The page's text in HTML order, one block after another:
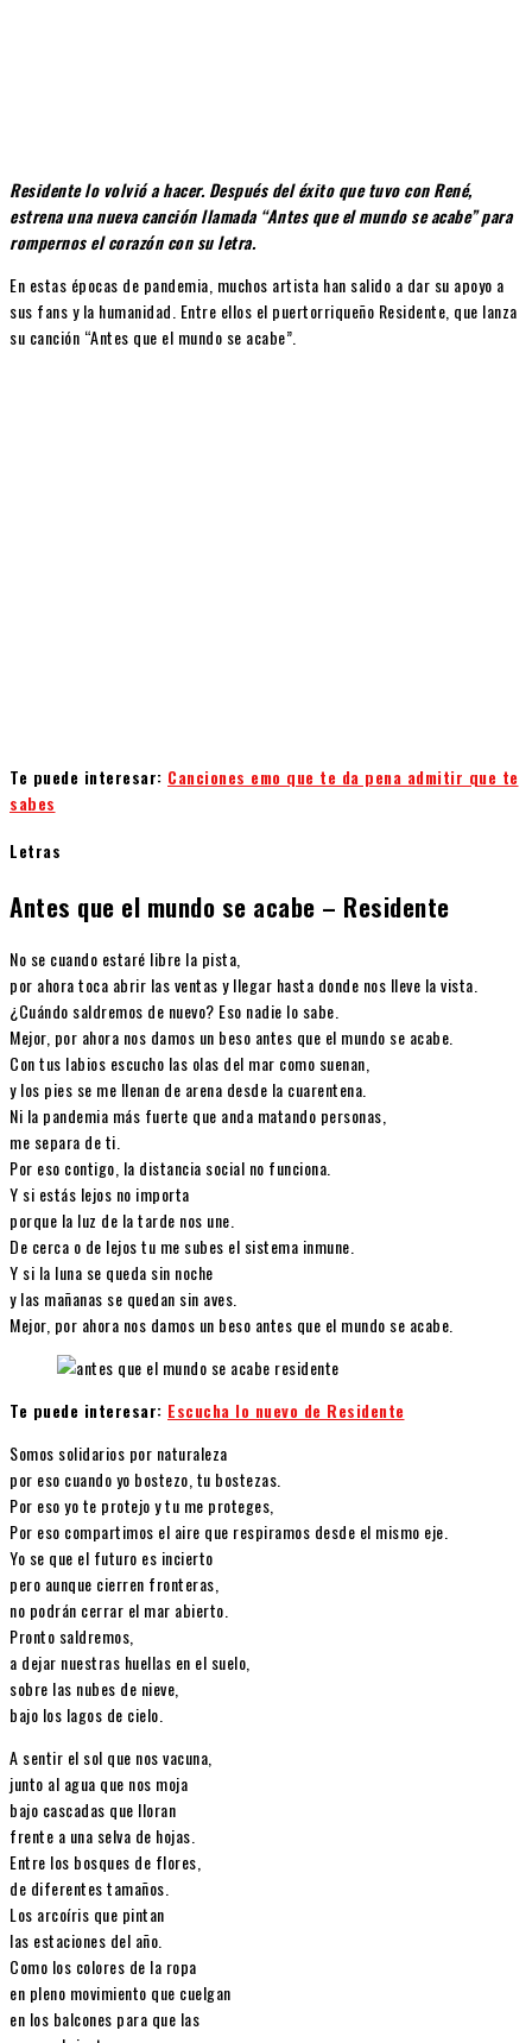
Residente lo volvió a hacer. Después del éxito que tuvo con René,
estrena una nueva canción llamada “Antes que el mundo se acabe” para
rompernos el corazón con su letra.
En estas épocas de pandemia, muchos artista han salido a dar su apoyo a
sus fans y la humanidad. Entre ellos el puertorriqueño Residente, que lanza
su canción “Antes que el mundo se acabe”.
Te puede interesar: Canciones emo que te da pena admitir que te
sabes
Letras
Antes que el mundo se acabe – Residente
No se cuando estaré libre la pista,
por ahora toca abrir las ventas y llegar hasta donde nos lleve la vista.
¿Cuándo saldremos de nuevo? Eso nadie lo sabe.
Mejor, por ahora nos damos un beso antes que el mundo se acabe.
Con tus labios escucho las olas del mar como suenan,
y los pies se me llenan de arena desde la cuarentena.
Ni la pandemia más fuerte que anda matando personas,
me separa de ti.
Por eso contigo, la distancia social no funciona.
Y si estás lejos no importa
porque la luz de la tarde nos une.
De cerca o de lejos tu me subes el sistema inmune.
Y si la luna se queda sin noche
y las mañanas se quedan sin aves.
Mejor, por ahora nos damos un beso antes que el mundo se acabe.
Te puede interesar: Escucha lo nuevo de Residente
Somos solidarios por naturaleza
por eso cuando yo bostezo, tu bostezas.
Por eso yo te protejo y tu me proteges,
Por eso compartimos el aire que respiramos desde el mismo eje.
Yo se que el futuro es incierto
pero aunque cierren fronteras,
no podrán cerrar el mar abierto.
Pronto saldremos,
a dejar nuestras huellas en el suelo,
sobre las nubes de nieve,
bajo los lagos de cielo.
A sentir el sol que nos vacuna,
junto al agua que nos moja
bajo cascadas que lloran
frente a una selva de hojas.
Entre los bosques de flores,
de diferentes tamaños.
Los arcoíris que pintan
las estaciones del año.
Como los colores de la ropa
en pleno movimiento que cuelgan
en los balcones para que las